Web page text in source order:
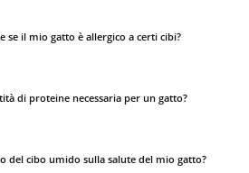
se il mio gatto è allergico a certi cibi?
di proteine necessaria per un gatto?
del cibo umido sulla salute del mio gatto?